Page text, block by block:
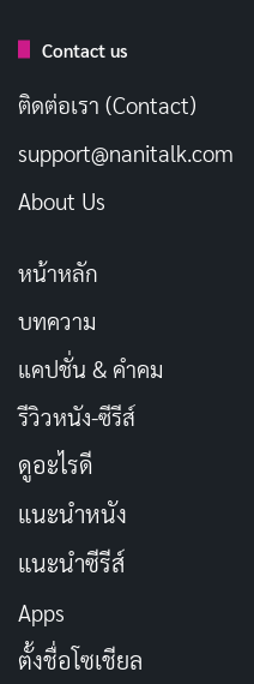
Contact us
ติดต่อเรา (Contact)
support@nanitalk.com
About Us
หน้าหลัก
บทความ
แคปชั่น & คำคม
รีวิวหนัง-ซีรีส์
ดูอะไรดี
แนะนำหนัง
แนะนำซีรีส์
Apps
ตั้งชื่อโซเชียล